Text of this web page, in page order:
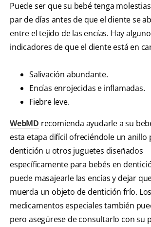
Puede ser que su bebé tenga
par de días antes de que el diente se
entre el tejido de las encías. Hay
indicadores de que el diente está en
Salivación abundante.
Encías enrojecidas e inflamadas.
Fiebre leve.
WebMD recomienda ayudarle a su
esta etapa difícil ofreciéndole un anillo
dentición u otros juguetes diseñados
específicamente para bebés en
puede masajearle las encías y dejar
muerda un objeto de dentición frío. Los
medicamentos especiales también
pero asegúrese de consultarlo con su